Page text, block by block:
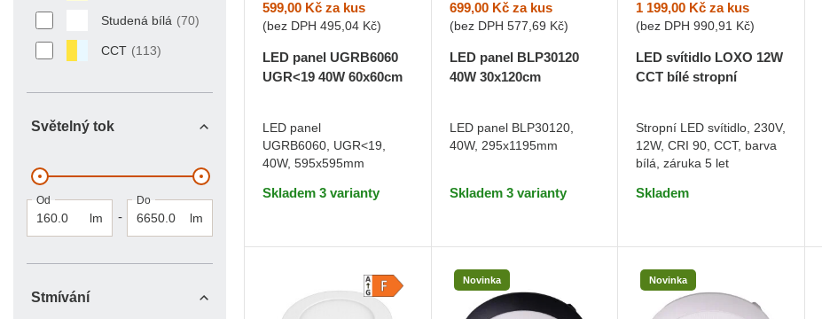
Studená bílá (70)
CCT (113)
Světelný tok
Od
lm -
Do
lm
Stmívání
599,00 Kč za kus
(bez DPH 495,04 Kč)
LED panel UGRB6060
UGR<19 40W 60x60cm
LED panel
UGRB6060, UGR<19,
40W, 595x595mm
Skladem 3 varianty
DO KOŠÍKU
699,00 Kčza kus
(bez DPH 577,69 Kč)
LED panel BLP30120
40W 30x120cm
LED panel BLP30120,
40W, 295x1195mm
Skladem 3 varianty
DO KOŠÍKU
1 199,00 Kč za kus
(bez DPH990,91 Kč)
LED svítidlo LOXO 12W
CCT bílé stropní
Stropní LED svítidlo, 230V,
12W, CRI 90, CCT, barva
bílá, záruka 5 let
Skladem
DO KOŠÍKU
Novinka Novinka